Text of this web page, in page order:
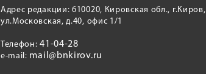
Адрес редакции: 610020, Кировская обл., г.Киров,
ул.Московская, д.40, офис 1/1
Телефон:41-04-28
e-mail: mail@bnkirov.ru